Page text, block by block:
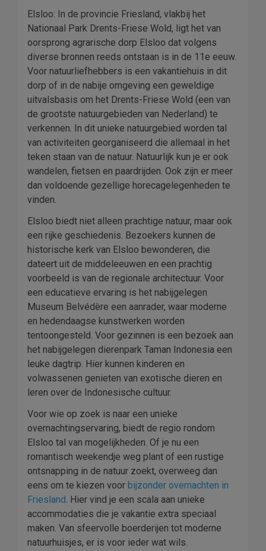
Elsloo: In de provincie Friesland, vlakbij het
Nationaal Park Drents-Friese Wold, ligt het van
oorsprong agrarische dorp Elsloo dat volgens
diverse bronnen reeds ontstaan is in de 11e eeuw.
Voor natuurliefhebbers is een vakantiehuis in dit
dorp of in de nabije omgeving een geweldige
uitvalsbasis om het Drents-Friese Wold (een van
de grootste natuurgebieden van Nederland) te
verkennen. In dit unieke natuurgebied worden tal
van activiteiten georganiseerd die allemaal in het
teken staan van de natuur. Natuurlijk kun je er ook
wandelen, fietsen en paardrijden. Ook zijn er meer
dan voldoende gezellige horecagelegenheden te
vinden.
Elsloo biedt niet alleen prachtige natuur, maar ook
een rijke geschiedenis. Bezoekers kunnen de
historische kerk van Elsloo bewonderen, die
dateert uit de middeleeuwen en een prachtig
voorbeeld is van de regionale architectuur. Voor
een educatieve ervaring is het nabijgelegen
Museum Belvédère een aanrader, waar moderne
en hedendaagse kunstwerken worden
tentoongesteld. Voor gezinnen is een bezoek aan
het nabijgelegen dierenpark Taman Indonesia een
leuke dagtrip. Hier kunnen kinderen en
volwassenen genieten van exotische dieren en
leren over de Indonesische cultuur.
Voor wie op zoek is naar een unieke
overnachtingservaring, biedt de regio rondom
Elsloo tal van mogelijkheden. Of je nu een
romantisch weekendje weg plant of een rustige
ontsnapping in de natuur zoekt, overweeg dan
eens om te kiezen voor bijzonder overnachten in
Friesland. Hier vind je een scala aan unieke
accommodaties die je vakantie extra speciaal
maken. Van sfeervolle boerderijen tot moderne
natuurhuisjes, er is voor ieder wat wils.